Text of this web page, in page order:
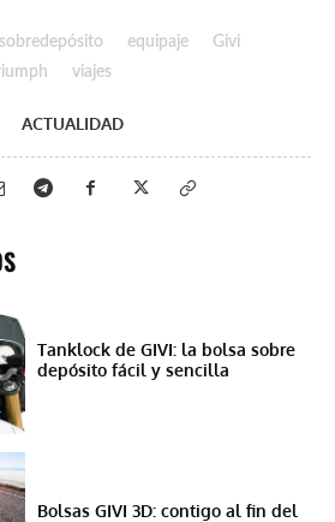
equipaje
Givi
viajes
ACTUALIDAD
Tanklock de GIVI: la bolsa sobre
depósito fácil y sencilla
Bolsas GIVI 3D: contigo al fin del